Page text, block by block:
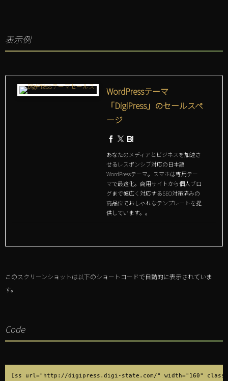
表示例
WordPressテーマ
「DigiPress」のセールスペ
ージ
あなたのメディアとビジネスを加速さ
せるレスポンシブ対応の日本語
WordPressテーマ。スマホは専用テー
マで最適化。商用サイトから個人ブロ
グまで幅広く対応するSEO対策済みの
高品位でおしゃれなテンプレートを提
供しています。。
このスクリーンショットは以下のショートコードで自動的に表示されていま
す。
Code
[ss url="http://digipress.digi-state.com/" width="160" class="alignleft"